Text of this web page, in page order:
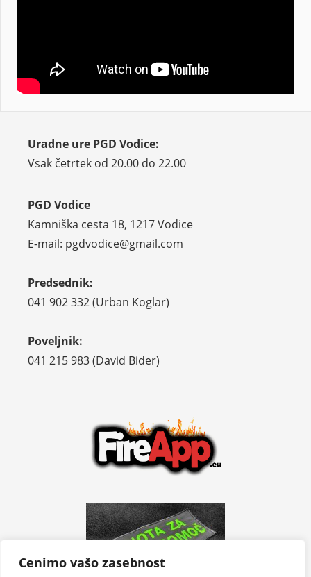
Cenimo vašo zasebnost
Uradne ure PGD Vodice:
Vsak četrtek od 20.00 do 22.00
PGD Vodice
Kamniška cesta 18, 1217 Vodice
E-mail: pgdvodice@gmail.com
Predsednik:
041 902 332 (Urban Koglar)
Poveljnik:
041 215 983 (David Bider)